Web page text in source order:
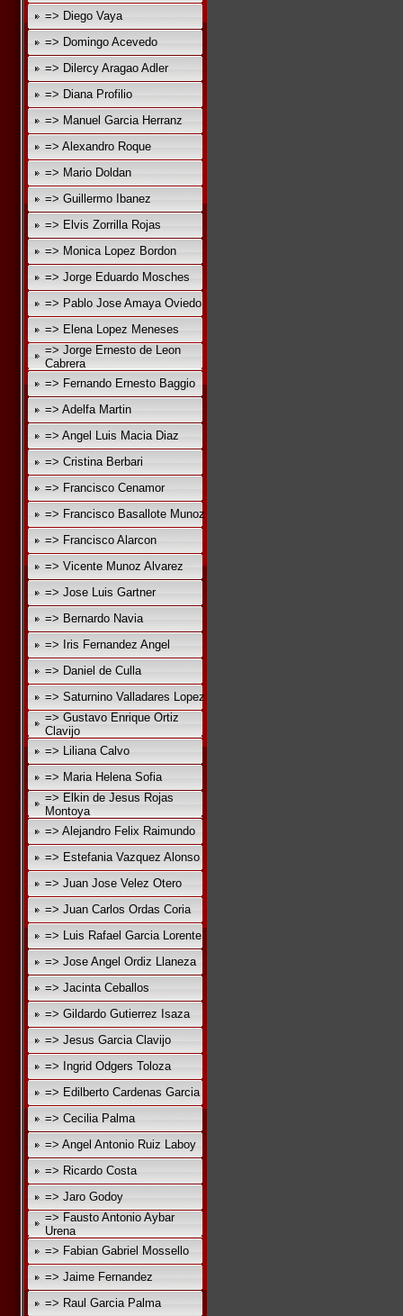
=> Diego Vaya
=> Domingo Acevedo
=> Dilercy Aragao Adler
=> Diana Profilio
=> Manuel Garcia Herranz
=> Alexandro Roque
=> Mario Doldan
=> Guillermo Ibanez
=> Elvis Zorrilla Rojas
=> Monica Lopez Bordon
=> Jorge Eduardo Mosches
=> Pablo Jose Amaya Oviedo
=> Elena Lopez Meneses
=> Jorge Ernesto de Leon
Cabrera
=> Fernando Ernesto Baggio
=> Adelfa Martin
=> Angel Luis Macia Diaz
=> Cristina Berbari
=> Francisco Cenamor
=> Francisco Basallote Munoz
=> Francisco Alarcon
=> Vicente Munoz Alvarez
=> Jose Luis Gartner
=> Bernardo Navia
=> Iris Fernandez Angel
=> Daniel de Culla
=> Saturnino Valladares Lopez
=> Gustavo Enrique Ortiz
Clavijo
=> Liliana Calvo
=> Maria Helena Sofia
=> Elkin de Jesus Rojas
Montoya
=> Alejandro Felix Raimundo
=> Estefania Vazquez Alonso
=> Juan Jose Velez Otero
=> Juan Carlos Ordas Coria
=> Luis Rafael Garcia Lorente
=> Jose Angel Ordiz Llaneza
=> Jacinta Ceballos
=> Gildardo Gutierrez Isaza
=> Jesus Garcia Clavijo
=> Ingrid Odgers Toloza
=> Edilberto Cardenas Garcia
=> Cecilia Palma
=> Angel Antonio Ruiz Laboy
=> Ricardo Costa
=> Jaro Godoy
=> Fausto Antonio Aybar
Urena
=> Fabian Gabriel Mossello
=> Jaime Fernandez
=> Raul Garcia Palma